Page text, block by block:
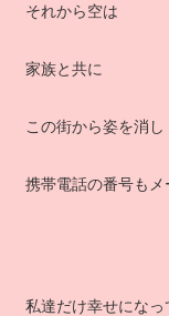
それから空は
家族と共に
この街から姿を消し
携帯電話の番号もメ
私達だけ幸せになっ